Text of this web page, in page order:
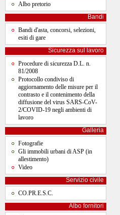
Albo pretorio
Bandi
Bandi d'asta, concorsi, selezioni,
esiti di gare
Sicurezza sul lavoro
Procedure di sicurezza D.L. n.
81/2008
Protocollo condiviso di
aggiornamento delle misure per il
contrasto e il contenimento della
diffusione del virus SARS-CoV-
2/COVID-19 negli ambienti di
lavoro
Galleria
Fotografie
Gli immobili urbani di ASP (in
allestimento)
Video
Servizio civile
CO.PR.E.S.C.
Albo fornitori